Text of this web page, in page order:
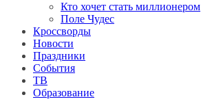
Кто хочет стать миллионером
Поле Чудес
Кроссворды
Новости
Праздники
События
ТВ
Образование